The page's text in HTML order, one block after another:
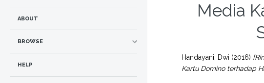
Media
Handayani, Dwi (2016)
Kartu Domino terhadap
ABOUT
BROWSE
HELP